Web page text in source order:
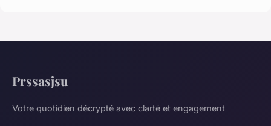
Prssasjsu
Votre quotidien décrypté avec clarté et engagement